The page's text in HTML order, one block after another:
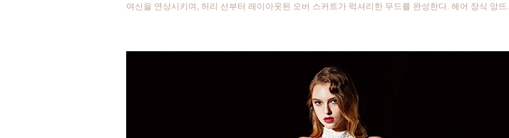
여신을 연상시키며, 허리 선부터 레이아웃된 오버 스커트가 럭셔리한 무드를 완성한다. 헤어 장식 앙뜨.